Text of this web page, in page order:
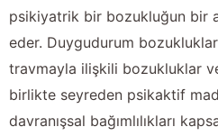
psikiyatrik bir bozukluğun bir
eder. Duygudurum
travmayla ilişkili bozukluklar
birlikte seyreden psikaktif
davranışsal bağımlılıkları